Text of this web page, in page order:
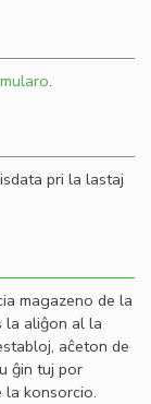
.
pri la lastaj
magazeno de la
la aliĝon al la
aĉeton de
ĝin tuj por
la konsorcio.